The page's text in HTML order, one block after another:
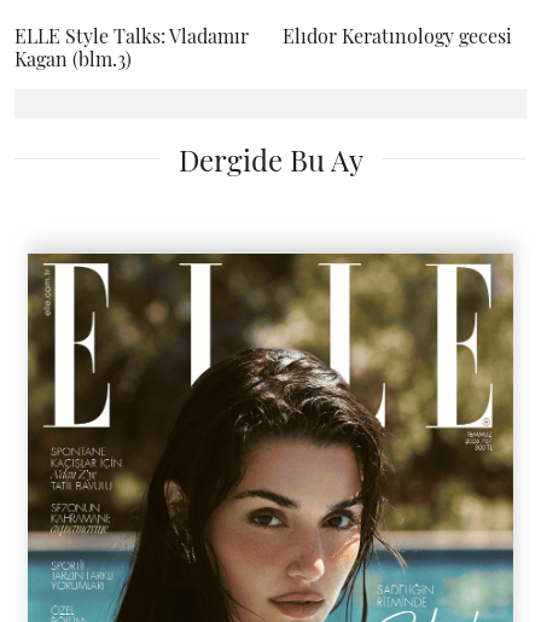
ELLE Style Talks: Vladamır
Kagan (blm.3)
Elıdor Keratınology gecesi
Dergide Bu Ay